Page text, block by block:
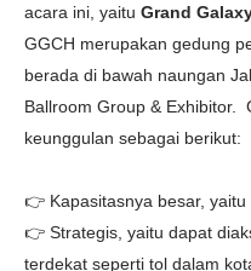
acara ini, yaitu Grand
GGCH merupakan gedung
berada di bawah naungan
Ballroom Group & Exhibitor.
keunggulan sebagai berikut:
👉 Kapasitasnya besar, yaitu
👉 Strategis, yaitu dapat
terdekat seperti tol dalam